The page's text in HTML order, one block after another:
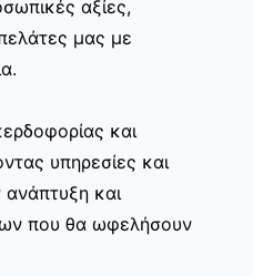
αξίες,
μας με
και
υπηρεσίες και
και
που θα ωφελήσουν